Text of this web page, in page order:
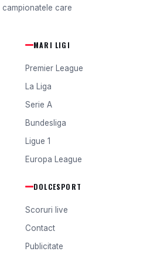
care
MARI LIGI
Premier League
La Liga
Serie A
Bundesliga
Ligue 1
Europa League
DOLCESPORT
Scoruri live
Contact
Publicitate